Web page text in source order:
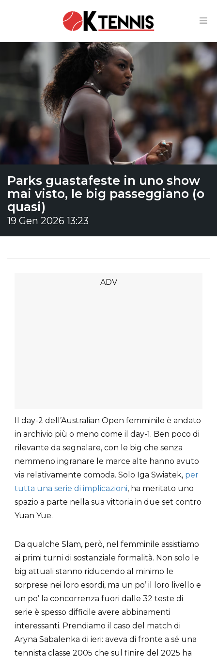
Parks guastafeste in uno show
mai visto, le big passeggiano (o
quasi)
19 Gen 2026 13:23
Il day-2 dell’Australian Open femminile è andato
in archivio più o meno come il day-1. Ben poco di
rilevante da segnalare, con le big che senza
nemmeno ingranare le marce alte hanno avuto
via relativamente comoda. Solo Iga Swiatek, per
tutta una serie di implicazioni, ha meritato uno
spazio a parte nella sua vittoria in due set contro
Yuan Yue.
Da qualche Slam, però, nel femminile assistiamo
ai primi turni di sostanziale formalità. Non solo le
big attuali stanno riducendo al minimo le
sorprese nei loro esordi, ma un po’ il loro livello e
un po’ la concorrenza fuori dalle 32 teste di
serie è spesso difficile avere abbinamenti
interessanti. Prendiamo il caso del match di
Aryna Sabalenka di ieri: aveva di fronte a sé una
tennista classe 2005 che sul finire del 2025 ha